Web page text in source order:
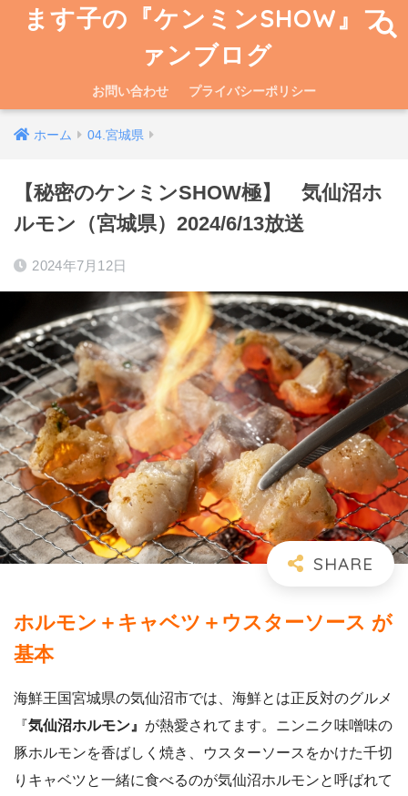
ます子の『ケンミンSHOW』フ
ァンブログ
お問い合わせ プライバシーポリシー
ホーム 04.宮城県
【秘密のケンミンSHOW極】 気仙沼ホ
ルモン（宮城県）2024/6/13放送
2024年7月12日
ホルモン＋キャベツ＋ウスターソース が
基本
海鮮王国宮城県の気仙沼市では、海鮮とは正反対のグルメ
『気仙沼ホルモン』 が熱愛されてます。ニンニク味噌味の
豚ホルモンを香ばしく焼き、ウスターソースをかけた千切
りキャベツと一緒に食べるのが気仙沼ホルモンと呼ばれて